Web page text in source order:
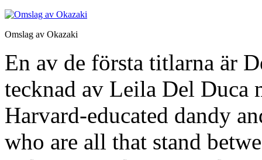
Omslag av Okazaki
En av de första titlarna är
tecknad av Leila Del Duca
Harvard-educated dandy
who are all that stand